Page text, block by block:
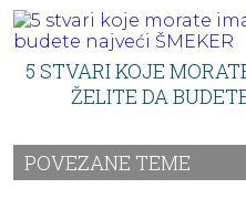
5 STVARI KOJE
ŽELITE DA
POVEZANE TEME